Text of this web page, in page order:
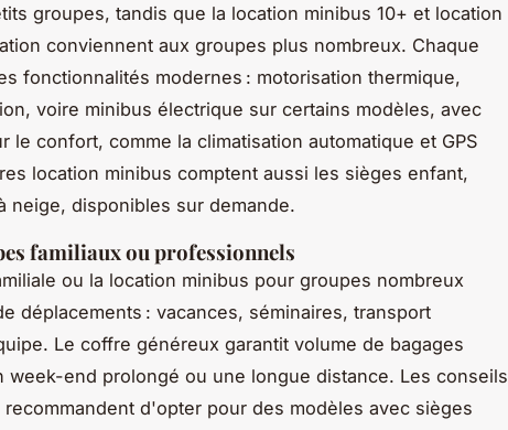
groupes, tandis que la location minibus 10+ et location
conviennent aux groupes plus nombreux. Chaque
fonctionnalités modernes : motorisation thermique,
voire minibus électrique sur certains modèles, avec
le confort, comme la climatisation automatique et GPS
location minibus comptent aussi les sièges enfant,
neige, disponibles sur demande.
familiaux ou professionnels
ou la location minibus pour groupes nombreux
déplacements : vacances, séminaires, transport
Le coffre généreux garantit volume de bagages
week-end prolongé ou une longue distance. Les conseils
d'opter pour des modèles avec sièges